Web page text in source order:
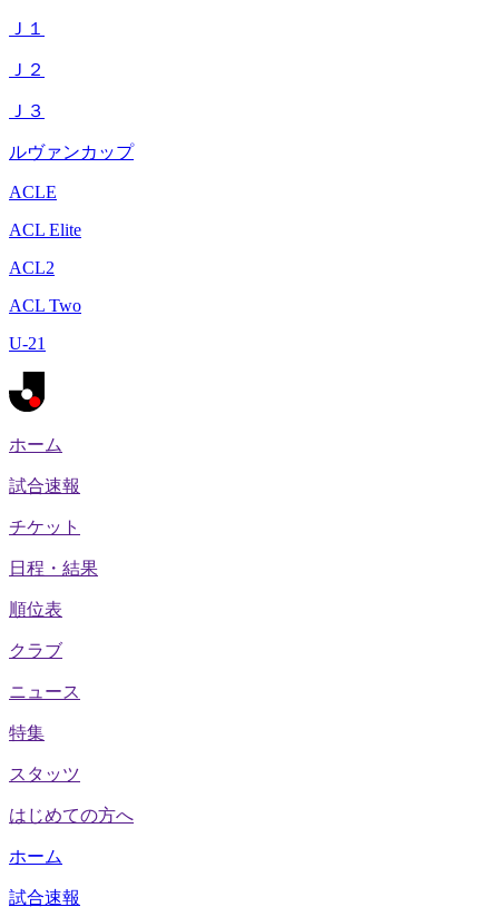
Ｊ１
Ｊ２
Ｊ３
ルヴァンカップ
ACLE
ACL Elite
ACL2
ACL Two
U-21
ホーム
試合速報
チケット
日程・結果
順位表
クラブ
ニュース
特集
スタッツ
はじめての方へ
ホーム
試合速報